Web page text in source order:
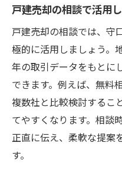
戸建売却の相談で活用
戸建売却の相談では、守
極的に活用しましょう。
年の取引データをもとに
できます。例えば、無料
複数社と比較検討するこ
てやすくなります。相談
正直に伝え、柔軟な提案
す。